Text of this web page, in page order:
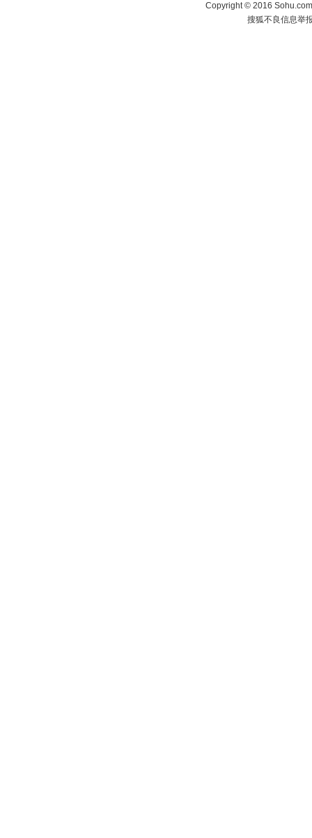
Copyright©2016
搜狐不良信息举